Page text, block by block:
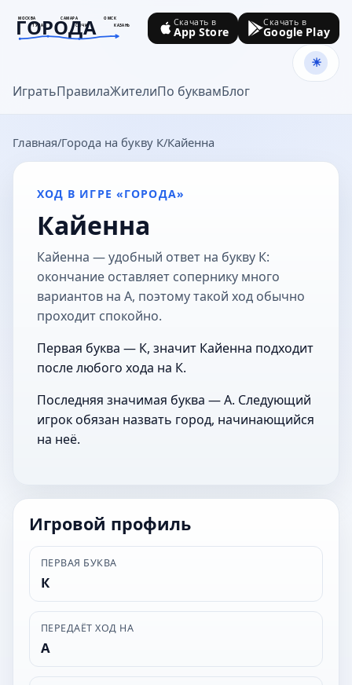
МОСКВА САМАРА
ОМСК
ТУЛА
СОЧИ КАЗАНЬ
ГОРОДА
goroda-na.ru
ИгратьПравилаЖителиПо буквамБлог
Скачать в
App Store
Скачать в
Google Play
Главная Города на букву К Кайенна
ХОД В ИГРЕ «ГОРОДА»
Кайенна
Кайенна — удобный ответ на букву К:
окончание оставляет сопернику много
вариантов на А, поэтому такой ход обычно
проходит спокойно.
Первая буква — К, значит Кайенна подходит
после любого хода на К.
Последняя значимая буква — А. Следующий
игрок обязан назвать город, начинающийся
на неё.
Игровой профиль
ПЕРВАЯ БУКВА
К
ПЕРЕДАЁТ ХОД НА
А